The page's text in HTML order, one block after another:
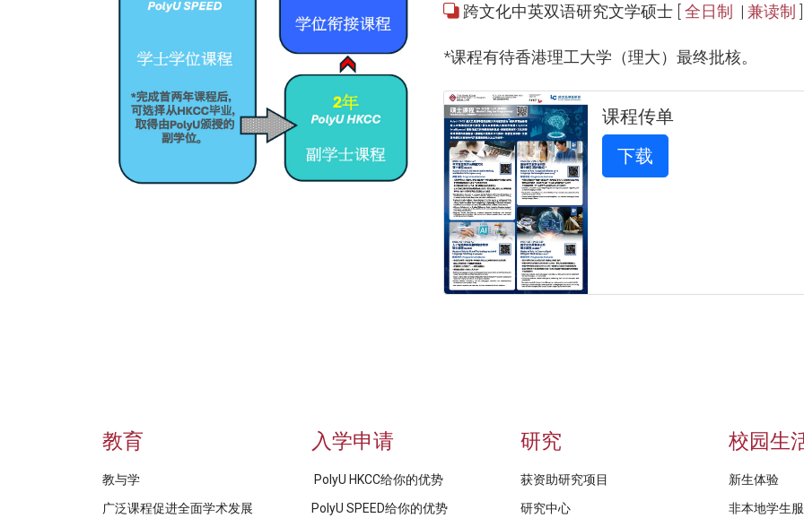
跨文化中英双语研究文学硕士 [ 全日制 | 兼读制
*课程有待香港理工大学（理大）最终批核。
课程传单
下载
教育
教与学
广泛课程促进全面学术发展
入学申请
PolyU HKCC给你的优势
PolyU SPEED给你的优势
研究
获资助研究项目
研究中心
校园生
新生体验
非本地学生